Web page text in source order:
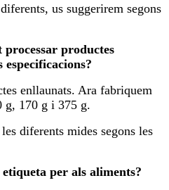
us suggerirem segons
processar productes
especificacions?
enllaunats. Ara fabriquem
g, 170 g i 375 g.
diferents mides segons les
per als aliments?